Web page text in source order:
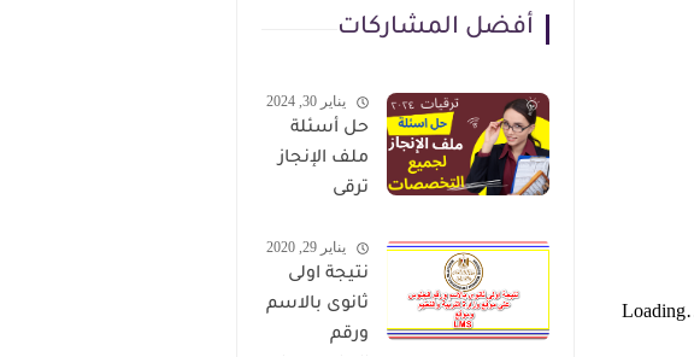
أفضل المشاركات
يناير 30, 2024
حل أسئلة
ملف الإنجاز
ترقى
2024 صالح
لجميع
التخصصات
يناير 29, 2020
نتيجة اولى
ثانوى بالاسم
ورقم